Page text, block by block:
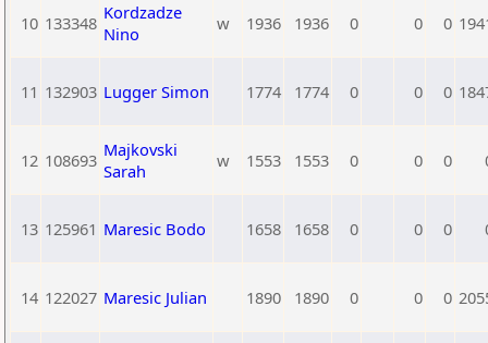
10 133348 Kordzadze
Nino
w 1936 1936 0 0 0
11 132903 Lugger Simon 1774 1774 0 0 0
12 108693 Majkovski
Sarah
w 1553 1553 0 0 0
13 125961 Maresic Bodo 1658 1658 0 0 0
14 122027 Maresic Julian 1890 1890 0 0 0